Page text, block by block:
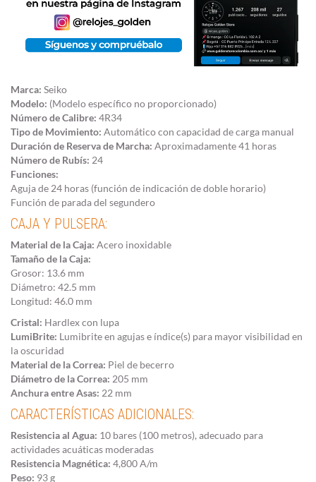
Marca: Seiko
Modelo: (Modelo específico no proporcionado)
Número de Calibre: 4R34
Tipo de Movimiento: Automático con capacidad de carga manual
Duración de Reserva de Marcha: Aproximadamente 41 horas
Número de Rubís: 24
Funciones:
Aguja de 24 horas (función de indicación de doble horario)
Función de parada del segundero
CAJA Y PULSERA:
Material de la Caja: Acero inoxidable
Tamaño de la Caja:
Grosor: 13.6 mm
Diámetro: 42.5 mm
Longitud: 46.0 mm
Cristal: Hardlex con lupa
LumiBrite: Lumibrite en agujas e índice(s) para mayor visibilidad en
la oscuridad
Material de la Correa: Piel de becerro
Diámetro de la Correa: 205 mm
Anchura entre Asas: 22 mm
CARACTERÍSTICAS ADICIONALES:
Resistencia al Agua: 10 bares (100 metros), adecuado para
actividades acuáticas moderadas
Resistencia Magnética: 4,800 A/m
Peso: 93 g